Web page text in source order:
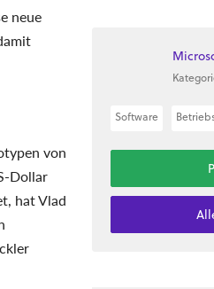
neue
von
Dollar
hat Vlad
Software